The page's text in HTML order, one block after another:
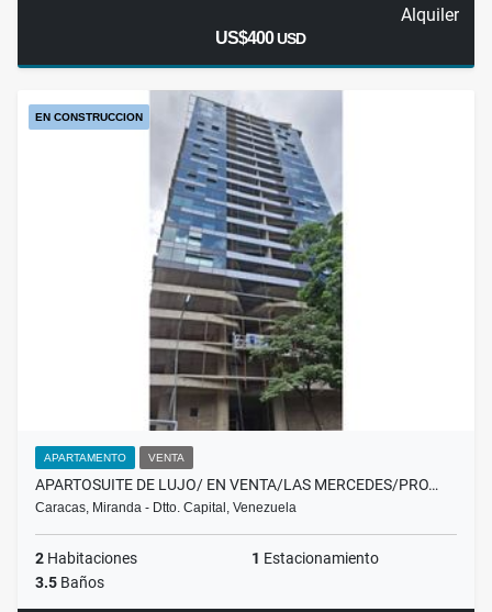
Alquiler
US$400USD
EN CONSTRUCCION
APARTAMENTO VENTA
APARTOSUITE DE LUJO/ EN VENTA/LAS MERCEDES/PRO…
Caracas, Miranda - Dtto. Capital, Venezuela
2 Habitaciones 1 Estacionamiento
3.5 Baños